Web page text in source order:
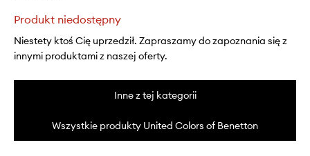
Produkt niedostępny
Niestety ktoś Cię uprzedził. Zapraszamy do zapoznania się z
innymi produktami z naszej oferty.
Inne z tej kategorii
Wszystkie produkty United Colors of Benetton